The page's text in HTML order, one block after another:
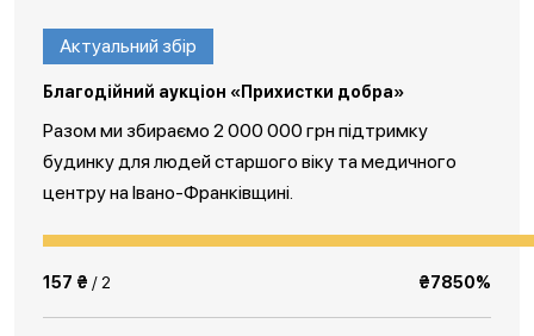
Актуальний збір
Благодійний аукціон «Прихистки добра»
Разом ми збираємо 2 000 000 грн підтримку
будинку для людей старшого віку та медичного
центру на Івано-Франківщині.
157 ₴ / 2 ₴7850%